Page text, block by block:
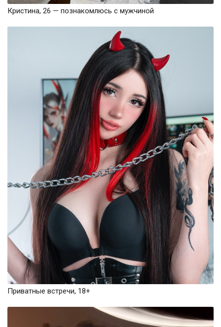
Кристина, 26 — познакомлюсь с мужчиной
Приватные встречи, 18+